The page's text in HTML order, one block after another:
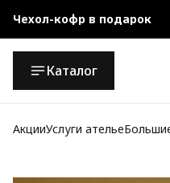
Чехол-кофр в подарок
Каталог
АкцииУслуги ателье